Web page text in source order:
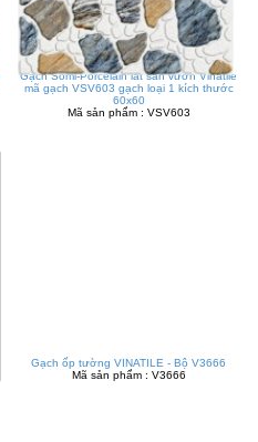
Gạch Somi-Porcelain lát sân vườn Vinatile
mã gạch VSV603 gạch loại 1 kích thước
60x60
Mã sản phẩm : VSV603
Gạch ốp tường VINATILE - Bộ V3666
Mã sản phẩm : V3666